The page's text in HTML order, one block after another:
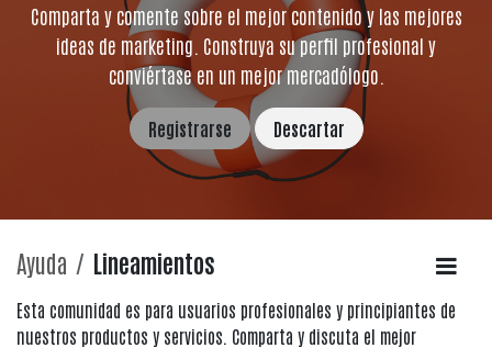
Comparta y comente sobre el mejor contenido y las mejores
ideas de marketing. Construya su perfil profesional y
conviértase en un mejor mercadólogo.
Registrarse Descartar
Ayuda Lineamientos
Esta comunidad es para usuarios profesionales y principiantes de
nuestros productos y servicios. Comparta y discuta el mejor